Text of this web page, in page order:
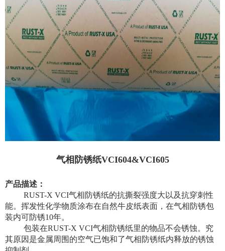
气相防锈纸VCI604&VCI605
产品描述：
RUST-X VCI气相防锈纸的抗撕裂强度大以及抗穿刺性
能。挥发性化学物质涂布在自然牛皮纸表面，在气相防锈包
装内可防锈10年。
包装在RUST-X VCI气相防锈纸里的物品不会锈蚀。究
其原因是金属周围的空气已饱和了气相防锈纸内释放的锈蚀